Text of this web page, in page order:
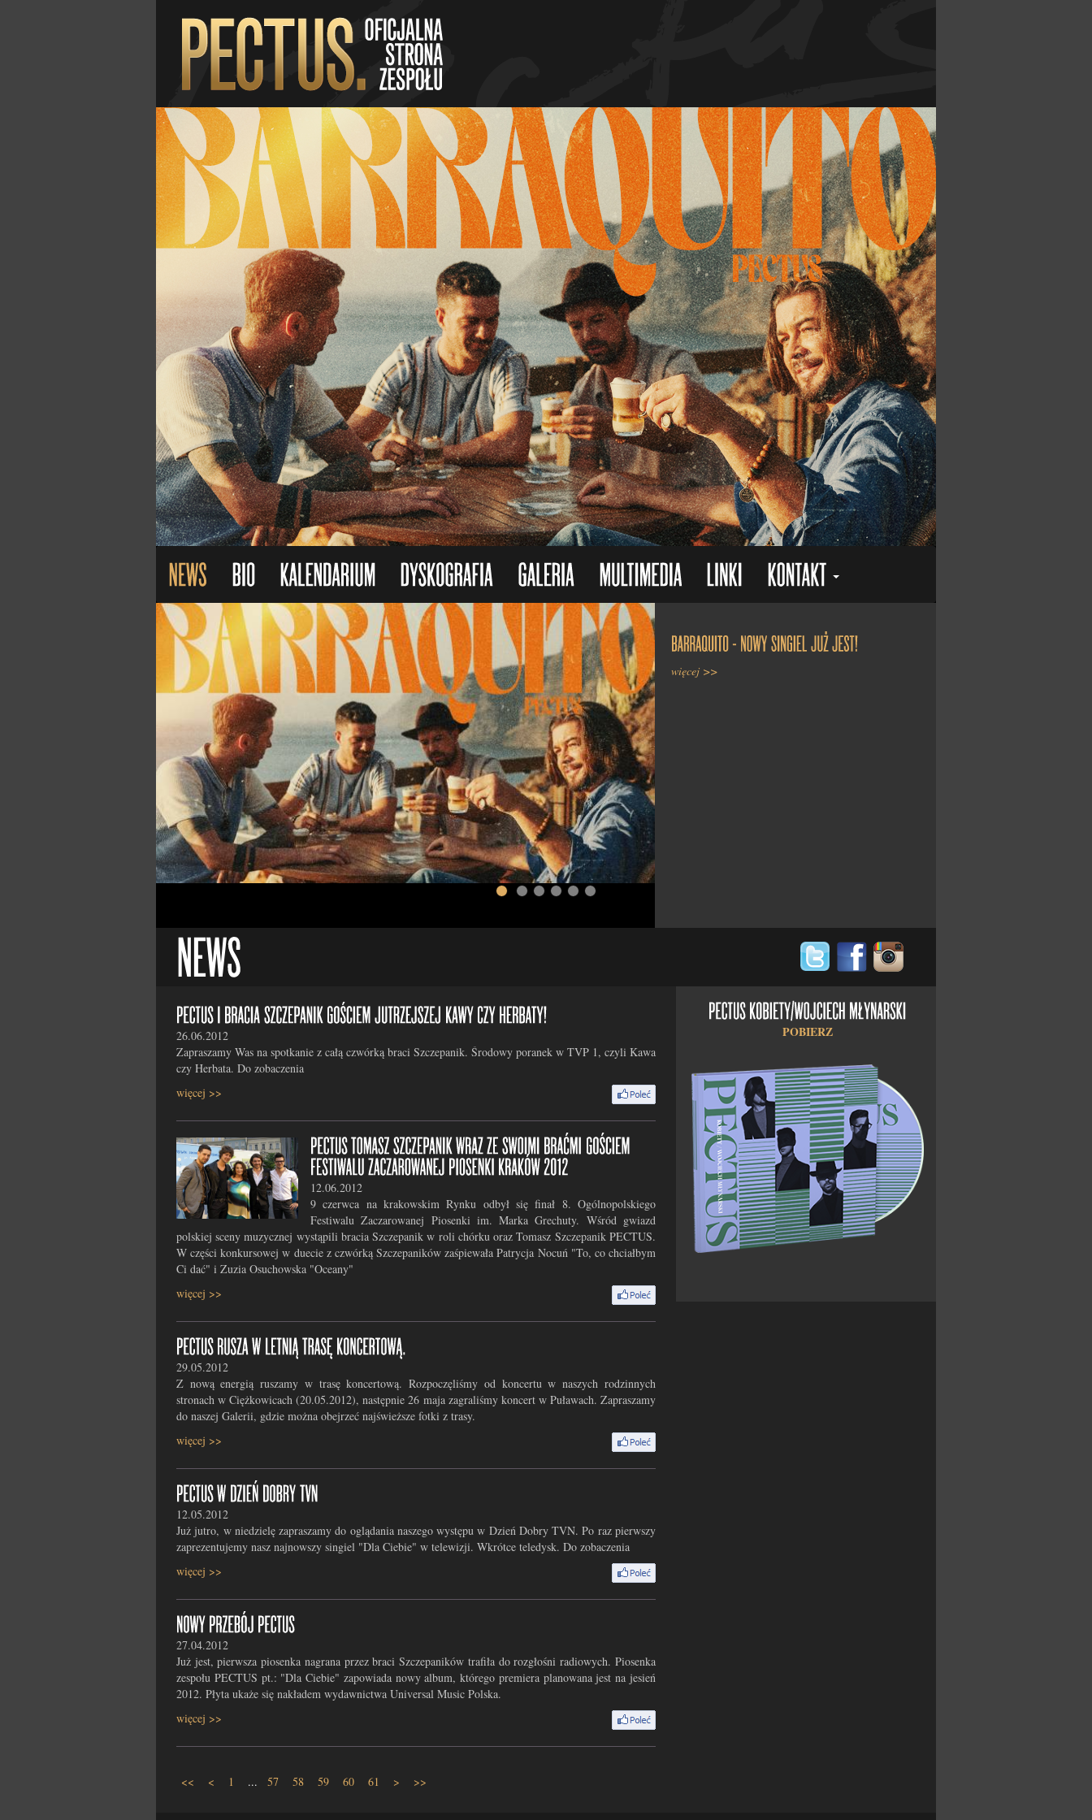
więcej >>
26.06.2012
Zapraszamy Was na spotkanie z całą czwórką braci Szczepanik. Środowy poranek w TVP 1, czyli Kawa
czy Herbata. Do zobaczenia
więcej >>
12.06.2012
9 czerwca na krakowskim Rynku odbył się finał 8. Ogólnopolskiego
Festiwalu Zaczarowanej Piosenki im. Marka Grechuty. Wśród gwiazd
polskiej sceny muzycznej wystąpili bracia Szczepanik w roli chórku oraz Tomasz Szczepanik PECTUS.
W części konkursowej w duecie z czwórką Szczepaników zaśpiewała Patrycja Nocuń "To, co chciałbym
Ci dać" i Zuzia Osuchowska "Oceany"
więcej >>
29.05.2012
Z nową energią ruszamy w trasę koncertową. Rozpoczęliśmy od koncertu w naszych rodzinnych
stronach w Ciężkowicach (20.05.2012), następnie 26 maja zagraliśmy koncert w Puławach. Zapraszamy
do naszej Galerii, gdzie można obejrzeć najświeższe fotki z trasy.
więcej >>
12.05.2012
Już jutro, w niedzielę zapraszamy do oglądania naszego występu w Dzień Dobry TVN. Po raz pierwszy
zaprezentujemy nasz najnowszy singiel "Dla Ciebie" w telewizji. Wkrótce teledysk. Do zobaczenia
więcej >>
27.04.2012
Już jest, pierwsza piosenka nagrana przez braci Szczepaników trafiła do rozgłośni radiowych. Piosenka
zespołu PECTUS pt.: "Dla Ciebie" zapowiada nowy album, którego premiera planowana jest na jesień
2012. Płyta ukaże się nakładem wydawnictwa Universal Music Polska.
więcej >>
<< < 1 ... 57 58 59 60 61 > >>
POBIERZ